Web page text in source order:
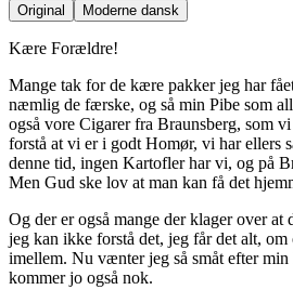
Original Moderne dansk
Kære Forældre!
Mange tak for de kære pakker jeg har
næmlig de færske, og så min Pibe som
også vore Cigarer fra Braunsberg, som
forstå at vi er i godt Homør, vi har ellers
denne tid, ingen Kartofler har vi, og på
Men Gud ske lov at man kan få det
Og der er også mange der klager over at
jeg kan ikke forstå det, jeg får det alt,
imellem. Nu vænter jeg så småt efter
kommer jo også nok.